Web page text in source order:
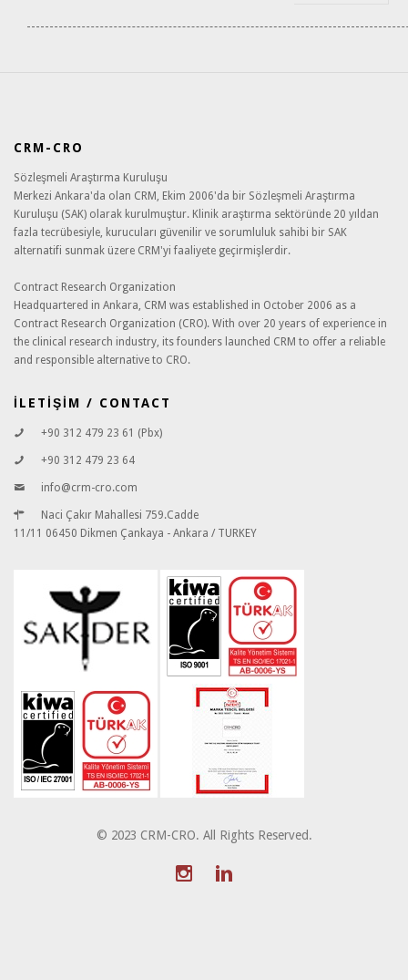
CRM-CRO
Sözleşmeli Araştırma Kuruluşu
Merkezi Ankara'da olan CRM, Ekim 2006'da bir Sözleşmeli Araştırma
Kuruluşu (SAK) olarak kurulmuştur. Klinik araştırma sektöründe 20 yıldan
fazla tecrübesiyle, kurucuları güvenilir ve sorumluluk sahibi bir SAK
alternatifi sunmak üzere CRM'yi faaliyete geçirmişlerdir.
Contract Research Organization
Headquartered in Ankara, CRM was established in October 2006 as a
Contract Research Organization (CRO). With over 20 years of experience in
the clinical research industry, its founders launched CRM to offer a reliable
and responsible alternative to CRO.
İLETİŞİM / CONTACT
+90 312 479 23 61 (Pbx)
+90 312 479 23 64
info@crm-cro.com
Naci Çakır Mahallesi 759.Cadde
11/11 06450 Dikmen Çankaya - Ankara / TURKEY
© 2023 CRM-CRO. All Rights Reserved.